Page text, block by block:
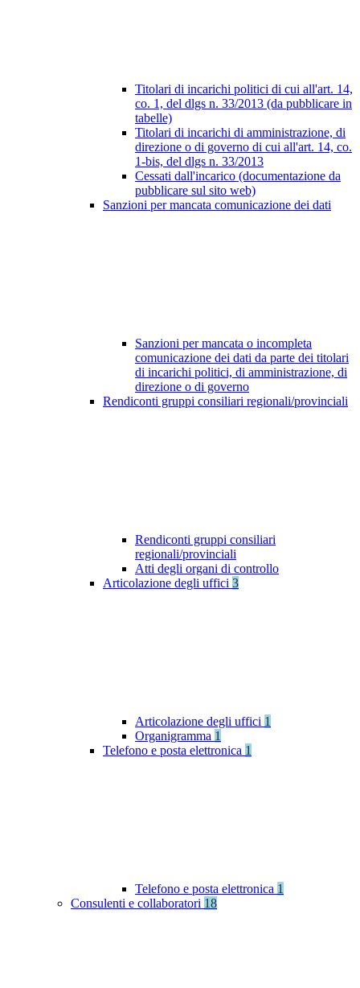
Titolari di incarichi politici di cui all'art. 14,
co. 1, del dlgs n. 33/2013 (da pubblicare in
tabelle)
Titolari di incarichi di amministrazione, di
direzione o di governo di cui all'art. 14, co.
1-bis, del dlgs n. 33/2013
Cessati dall'incarico (documentazione da
pubblicare sul sito web)
Sanzioni per mancata comunicazione dei dati
Sanzioni per mancata o incompleta
comunicazione dei dati da parte dei titolari
di incarichi politici, di amministrazione, di
direzione o di governo
Rendiconti gruppi consiliari regionali/provinciali
Rendiconti gruppi consiliari
regionali/provinciali
Atti degli organi di controllo
Articolazione degli uffici 3
Articolazione degli uffici 1
Organigramma 1
Telefono e posta elettronica 1
Telefono e posta elettronica 1
Consulenti e collaboratori 18